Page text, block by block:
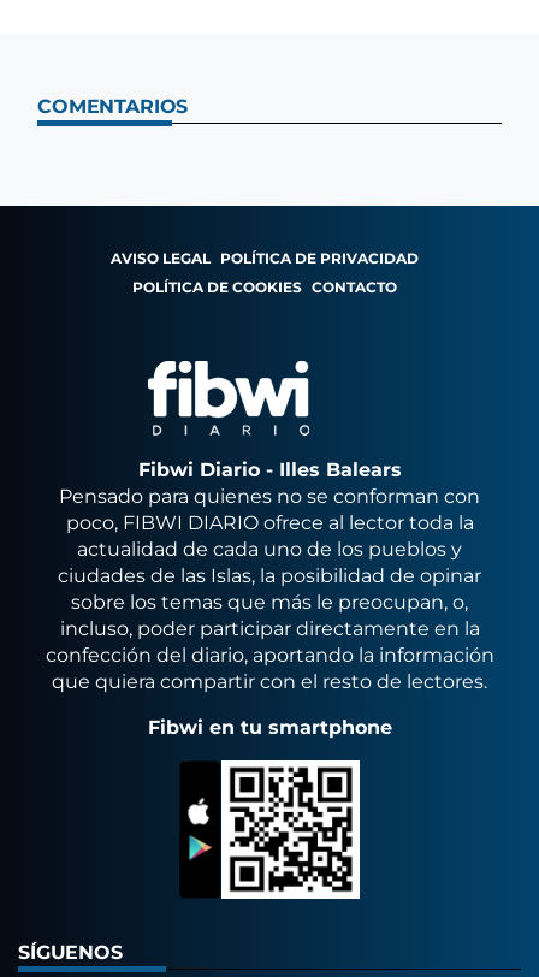
COMENTARIOS
AVISO LEGAL POLÍTICA DE PRIVACIDAD
POLÍTICA DE COOKIES CONTACTO
Fibwi Diario - Illes Balears
Pensado para quienes no se conforman con
poco, FIBWI DIARIO ofrece al lector toda la
actualidad de cada uno de los pueblos y
ciudades de las Islas, la posibilidad de opinar
sobre los temas que más le preocupan, o,
incluso, poder participar directamente en la
confección del diario, aportando la información
que quiera compartir con el resto de lectores.
Fibwi en tu smartphone
SÍGUENOS